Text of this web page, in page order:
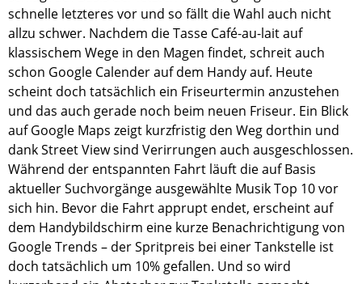
schnelle letzteres vor und so fällt die Wahl auch nicht
allzu schwer. Nachdem die Tasse Café-au-lait auf
klassischem Wege in den Magen findet, schreit auch
schon Google Calender auf dem Handy auf. Heute
scheint doch tatsächlich ein Friseurtermin anzustehen
und das auch gerade noch beim neuen Friseur. Ein Blick
auf Google Maps zeigt kurzfristig den Weg dorthin und
dank Street View sind Verirrungen auch ausgeschlossen.
Während der entspannten Fahrt läuft die auf Basis
aktueller Suchvorgänge ausgewählte Musik Top 10 vor
sich hin. Bevor die Fahrt apprupt endet, erscheint auf
dem Handybildschirm eine kurze Benachrichtigung von
Google Trends – der Spritpreis bei einer Tankstelle ist
doch tatsächlich um 10% gefallen. Und so wird